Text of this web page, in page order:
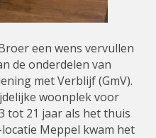
een wens vervullen
de onderdelen van
met Verblijf (GmV).
woonplek voor
tot 21 jaar als het thuis
Meppel kwam het